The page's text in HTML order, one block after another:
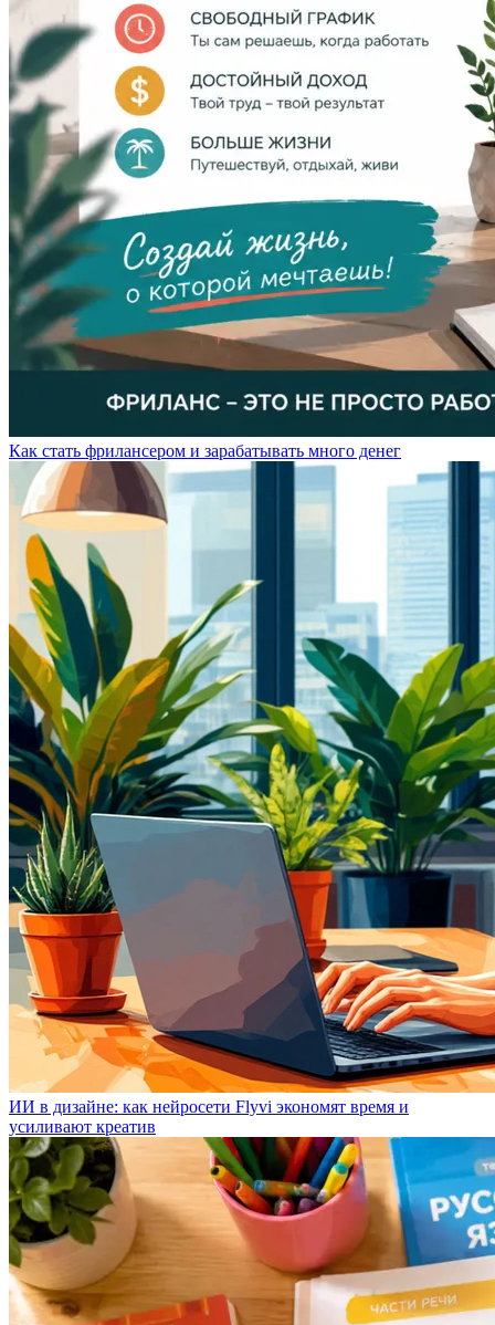
Как стать фрилансером и зарабатывать много денег
ИИ в дизайне: как нейросети Flyvi экономят время и
усиливают креатив